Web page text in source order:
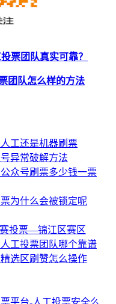
票团队真实可靠？
团队怎么样的方法
工还是机器刷票
异常破解方法
众号刷票多少钱一票
为什么会被锁定呢
投票—锦江区赛区
工投票团队哪个靠谱
选区刷赞怎么操作
平台-人工投票安全么